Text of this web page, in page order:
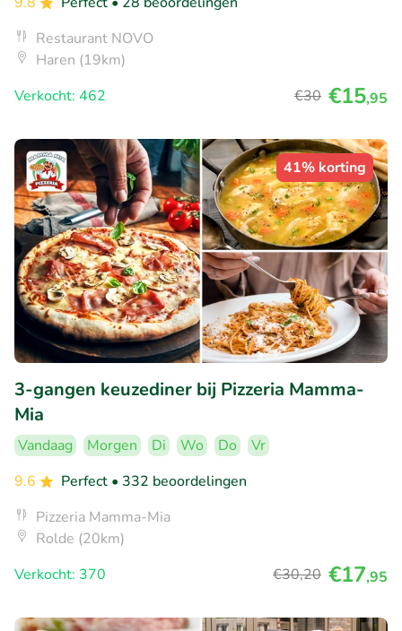
Restaurant NOVO
Haren (19km)
Verkocht: 462
€30 €15,95
41% korting
3-gangen keuzediner bij Pizzeria Mamma-
Mia
Vandaag Morgen Di Wo Do
Vr
9.6
Perfect • 332 beoordelingen
Pizzeria Mamma-Mia
Rolde (20km)
Verkocht: 370
€30,20 €17,95